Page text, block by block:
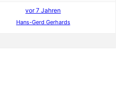
vor 7 Jahren
Hans-Gerd Gerhards